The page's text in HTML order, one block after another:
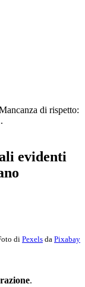
di rispetto:
evidenti
di Pexels da Pixabay
.